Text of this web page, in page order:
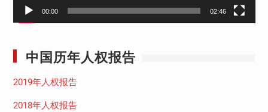
00:00 02:46
中国历年人权报告
2019年人权报告
2018年人权报告